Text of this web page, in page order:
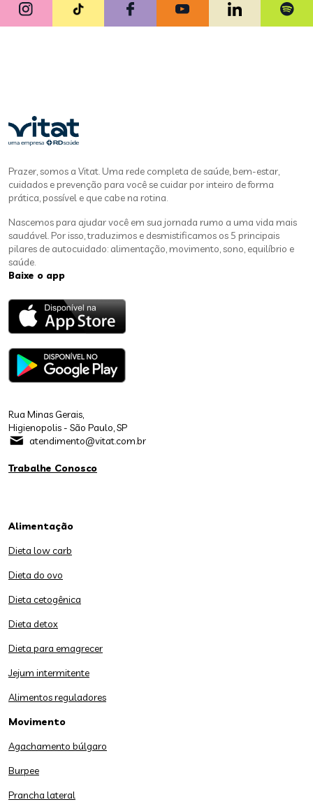
Prazer, somos a Vitat. Uma rede completa de saúde, bem-estar,
cuidados e prevenção para você se cuidar por inteiro de forma
prática, possível e que cabe na rotina.
Nascemos para ajudar você em sua jornada rumo a uma vida mais
saudável. Por isso, traduzimos e desmistificamos os 5 principais
pilares de autocuidado: alimentação, movimento, sono, equilíbrio e
saúde.
Baixe o app
Rua Minas Gerais,
Higienopolis - São Paulo, SP
atendimento@vitat.com.br
Trabalhe Conosco
Alimentação
Dieta low carb
Dieta do ovo
Dieta cetogênica
Dieta detox
Dieta para emagrecer
Jejum intermitente
Alimentos reguladores
Movimento
Agachamento búlgaro
Burpee
Prancha lateral